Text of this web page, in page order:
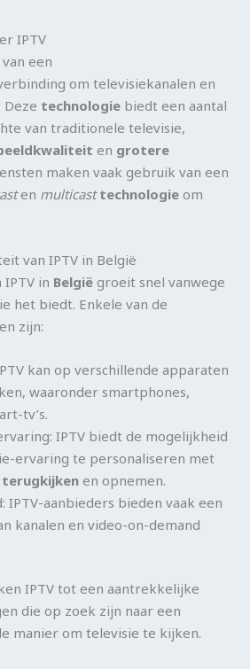
IPTV
een
om televisiekanalen en
Deze technologie biedt een aantal
van traditionele televisie,
en grotere
maken vaak gebruik van een
en multicast technologie om
van IPTV in België
IPTV in België groeit snel vanwege
het biedt. Enkele van de
zijn:
kan op verschillende apparaten
waaronder smartphones,
tv’s.
IPTV biedt de mogelijkheid
ervaring te personaliseren met
terugkijken en opnemen.
IPTV-aanbieders bieden vaak een
kanalen en video-on-demand
IPTV tot een aantrekkelijke
die op zoek zijn naar een
manier om televisie te kijken.